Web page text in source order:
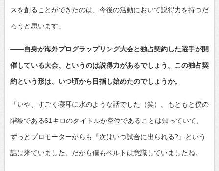
スを創ることができたのは、今後の活動において説得力を持つだ
ろうと思います」
――自身が海外プログラップリング大会と独占契約した選手が開
催している大会、というのは説得力があるでしょう。この独占契
約という形は、いつ頃から目指し始めたのでしょうか。
「いや、すごく寝耳に水のような話でした（笑）。もともと僕の
階級である61キロのタイトルが空位であることは知っていて、
ずっとプロモーターからも『次はいつ試合に出られる?』という
話は来ていました。だから僕もベルトは意識していましたね。